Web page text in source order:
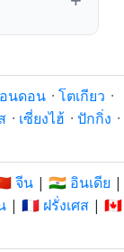
นดอน · โตเกียว ·
· เซี่ยงไฮ้ · ปักกิ่ง ·
จีน | 🇮🇳 อินเดีย |
| 🇫🇷 ฝรั่งเศส | 🇨🇦